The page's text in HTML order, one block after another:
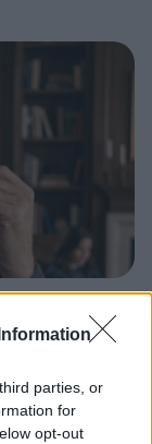
parties, or
for
opt-out